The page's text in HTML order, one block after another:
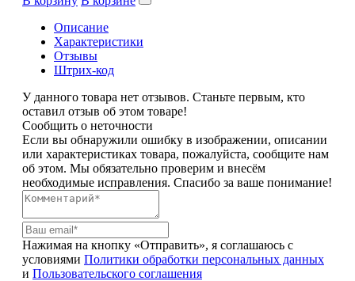
Описание
Характеристики
Отзывы
Штрих-код
У данного товара нет отзывов. Станьте первым, кто
оставил отзыв об этом товаре!
Сообщить о неточности
Если вы обнаружили ошибку в изображении, описании
или характеристиках товара, пожалуйста, сообщите нам
об этом. Мы обязательно проверим и внесём
необходимые исправления. Спасибо за ваше понимание!
Нажимая на кнопку «Отправить», я соглашаюсь с
условиями Политики обработки персональных данных
и Пользовательского соглашения